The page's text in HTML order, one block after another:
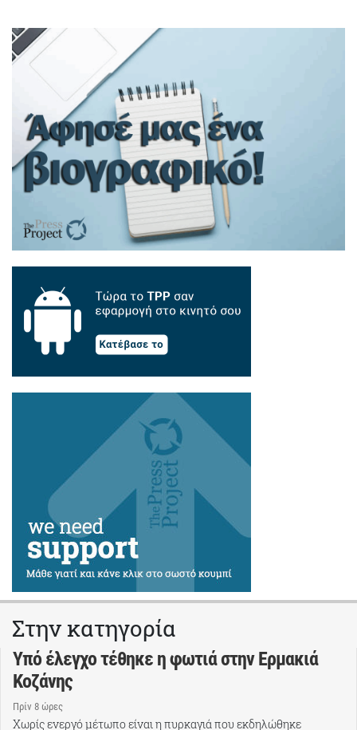
Στην κατηγορία
Υπό έλεγχο τέθηκε η φωτιά στην Ερμακιά
Κοζάνης
Πρίν 8 ώρες
Χωρίς ενεργό μέτωπο είναι η πυρκαγιά που εκδηλώθηκε